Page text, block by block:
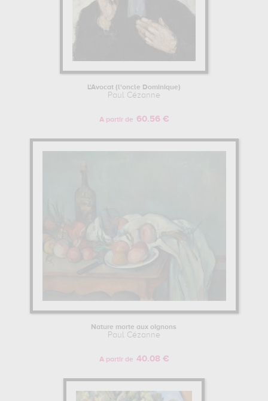
L'Avocat (l'oncle Dominique)
Paul Cézanne
A partir de 60.56 €
Nature morte aux oignons
Paul Cézanne
A partir de 40.08 €